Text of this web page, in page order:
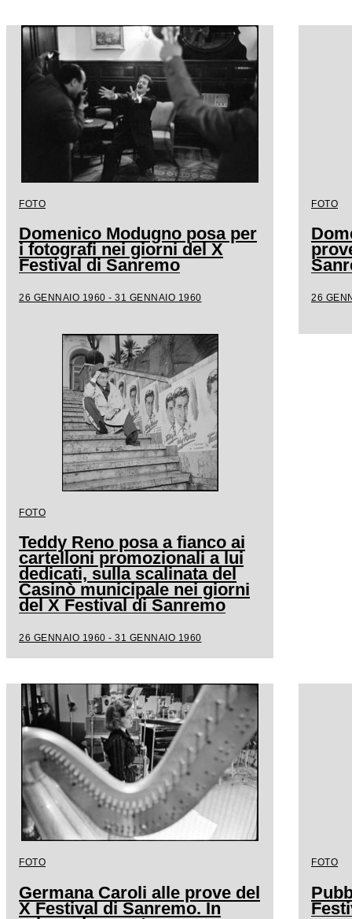
FOTO
Domenico Modugno posa per
i fotografi nei giorni del X
Festival di Sanremo
26 GENNAIO 1960 - 31 GENNAIO 1960
FOTO
26
FOTO
Teddy Reno posa a fianco ai
cartelloni promozionali a lui
dedicati, sulla scalinata del
Casinò municipale nei giorni
del X Festival di Sanremo
26 GENNAIO 1960 - 31 GENNAIO 1960
FOTO
Germana Caroli alle prove del
X Festival di Sanremo. In
FOTO